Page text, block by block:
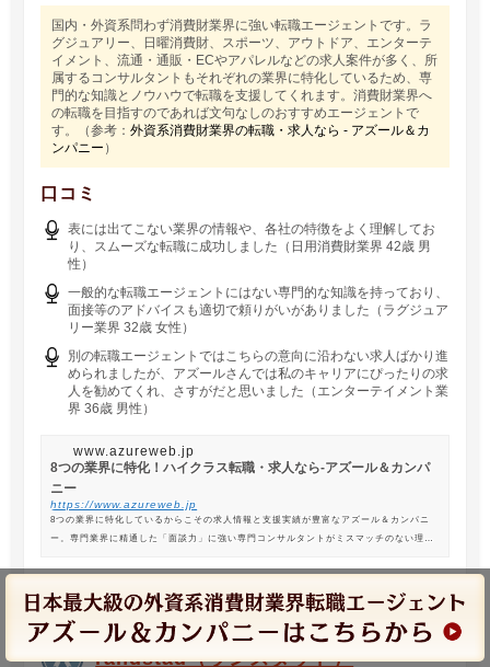
国内・外資系問わず消費財業界に強い転職エージェントです。ラ
グジュアリー、日曜消費財、スポーツ、アウトドア、エンターテ
イメント、流通・通販・ECやアパレルなどの求人案件が多く、所
属するコンサルタントもそれぞれの業界に特化しているため、専
門的な知識とノウハウで転職を支援してくれます。消費財業界へ
の転職を目指すのであれば文句なしのおすすめエージェントで
す。（参考：外資系消費財業界の転職・求人なら - アズール＆カ
ンパニー ）
口コミ
表には出てこない業界の情報や、各社の特徴をよく理解してお
り、スムーズな転職に成功しました（日用消費財業界 42歳 男
性）
一般的な転職エージェントにはない専門的な知識を持っており、
面接等のアドバイスも適切で頼りがいがありました（ラグジュア
リー業界 32歳 女性）
別の転職エージェントではこちらの意向に沿わない求人ばかり進
められましたが、アズールさんでは私のキャリアにぴったりの求
人を勧めてくれ、さすがだと思いました（エンターテイメント業
界 36歳 男性）
www.azureweb.jp
8つの業界に特化！ハイクラス転職・求人なら-アズール＆カンパ
ニー
https://www.azureweb.jp
8つの業界に特化しているからこその求人情報と支援実績が豊富なアズール＆カンパニ
ー。専門業界に精通した「面談力」に強い専門コンサルタントがミスマッチのない理想
randstad（ランスタッド）